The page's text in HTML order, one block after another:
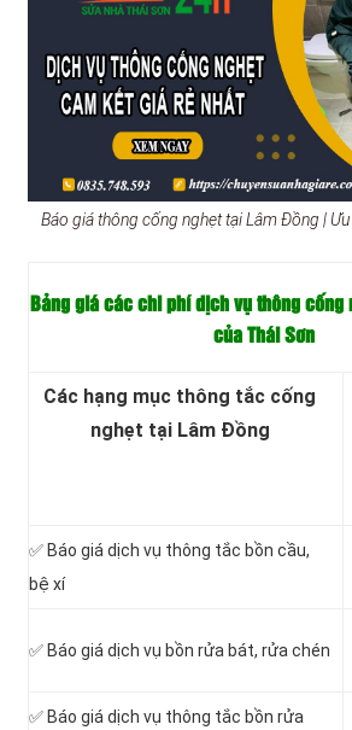
Báo giá thông cống nghẹt tại Lâm Đồng |
Bảng giá các chi phí dịch vụ thông cống
của Thái Sơn
Các hạng mục thông tắc cống
nghẹt tại Lâm Đồng
✅ Báo giá dịch vụ thông tắc bồn cầu,
bệ xí
✅ Báo giá dịch vụ bồn rửa bát, rửa chén
✅ Báo giá dịch vụ thông tắc bồn rửa